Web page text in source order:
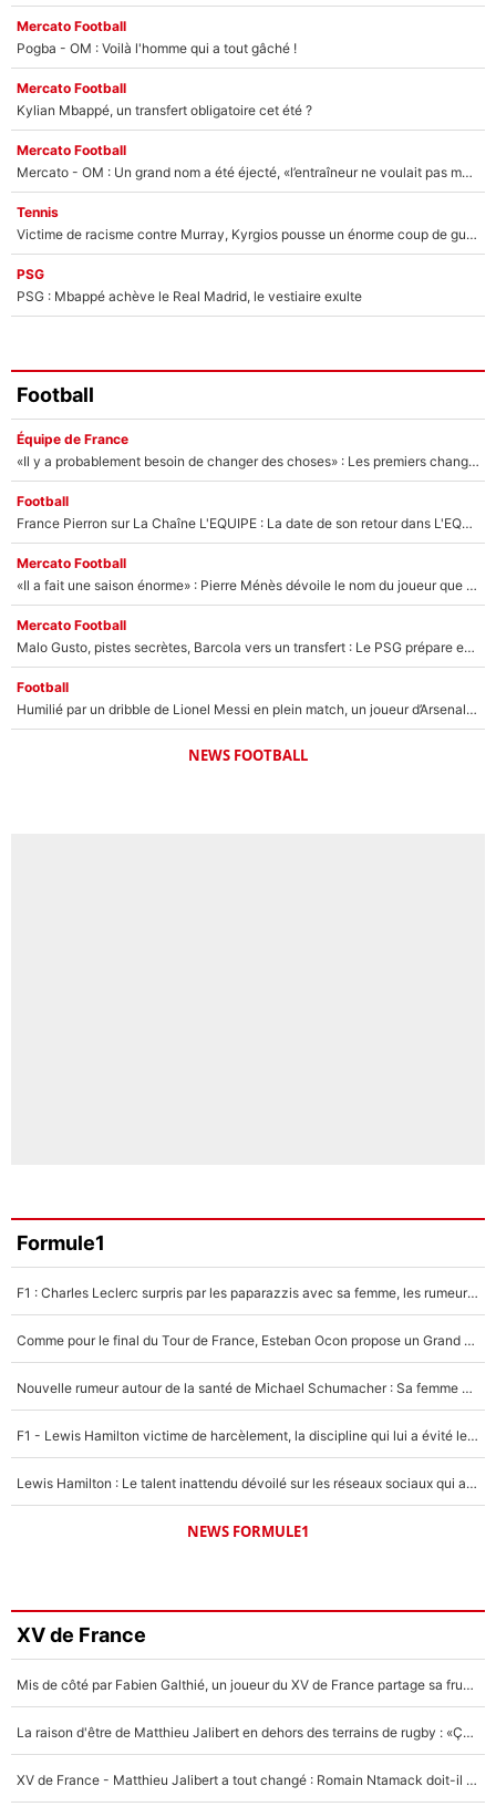
Mercato Football
Pogba - OM : Voilà l'homme qui a tout gâché !
Mercato Football
Kylian Mbappé, un transfert obligatoire cet été ?
Mercato Football
Mercato - OM : Un grand nom a été éjecté, «l’entraîneur ne voulait pas me conserver»
Tennis
Victime de racisme contre Murray, Kyrgios pousse un énorme coup de gueule !
PSG
PSG : Mbappé achève le Real Madrid, le vestiaire exulte
Football
Équipe de France
«Il y a probablement besoin de changer des choses» : Les premiers changements de Zinedine Zidane en équipe de France sont révélés ?
Football
France Pierron sur La Chaîne L'EQUIPE : La date de son retour dans L'EQUIPE de Choc est connue... et c'était très attendu
Mercato Football
«Il a fait une saison énorme» : Pierre Ménès dévoile le nom du joueur que l’OM devait absolument recruter cet été, l’IA valide la piste !
Mercato Football
Malo Gusto, pistes secrètes, Barcola vers un transfert : Le PSG prépare encore des surprises sur le mercato
Football
Humilié par un dribble de Lionel Messi en plein match, un joueur d’Arsenal a changé de coiffure pour passer incognito !
NEWS FOOTBALL
Formule1
F1 : Charles Leclerc surpris par les paparazzis avec sa femme, les rumeurs étaient vraies !
Comme pour le final du Tour de France, Esteban Ocon propose un Grand Prix de Formule 1 à Paris : «Autour de l’Arc de Triomphe, ce serait génial» !
Nouvelle rumeur autour de la santé de Michael Schumacher : Sa femme Corinna sort du silence
F1 - Lewis Hamilton victime de harcèlement, la discipline qui lui a évité le pire : «J'aurais probablement mal tourné»
Lewis Hamilton : Le talent inattendu dévoilé sur les réseaux sociaux qui a impressionné Kim Kardashian pendant leurs vacances en amoureux !
NEWS FORMULE1
XV de France
Mis de côté par Fabien Galthié, un joueur du XV de France partage sa frustration : «ils ne me l’ont pas dit tout de suite»
La raison d'être de Matthieu Jalibert en dehors des terrains de rugby : «Ça m'atteint autant que si tu touches à un membre de ma famille»
XV de France - Matthieu Jalibert a tout changé : Romain Ntamack doit-il s’inquiéter pour sa place à un an de la Coupe du monde ?